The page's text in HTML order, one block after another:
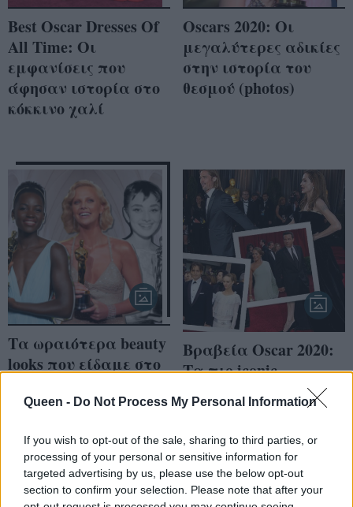
Queen - Do Not Process My Personal Information
If you wish to opt-out of the sale, sharing to third parties, or
processing of your personal or sensitive information for
targeted advertising by us, please use the below opt-out
section to confirm your selection. Please note that after your
Best Oscar Dresses Of
All Time: Oι
εμφανίσεις που
άφησαν ιστορία στο
κόκκινο χαλί
Oscars 2020: Οι
μεγαλύτερες αδικίες
στην ιστορία του
θεσμού (photos)
Τα ωραιότερα beauty
looks που είδαμε στο
Όσκαρ από το 1954
Βραβεία Oscar 2020:
Τα πιο iconic
ζευγάρια των
τελευταίων 20 ετών
(photos)